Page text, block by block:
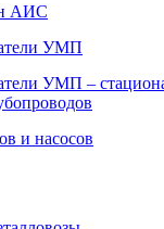
АИС
УМП
УМП –
и насосов